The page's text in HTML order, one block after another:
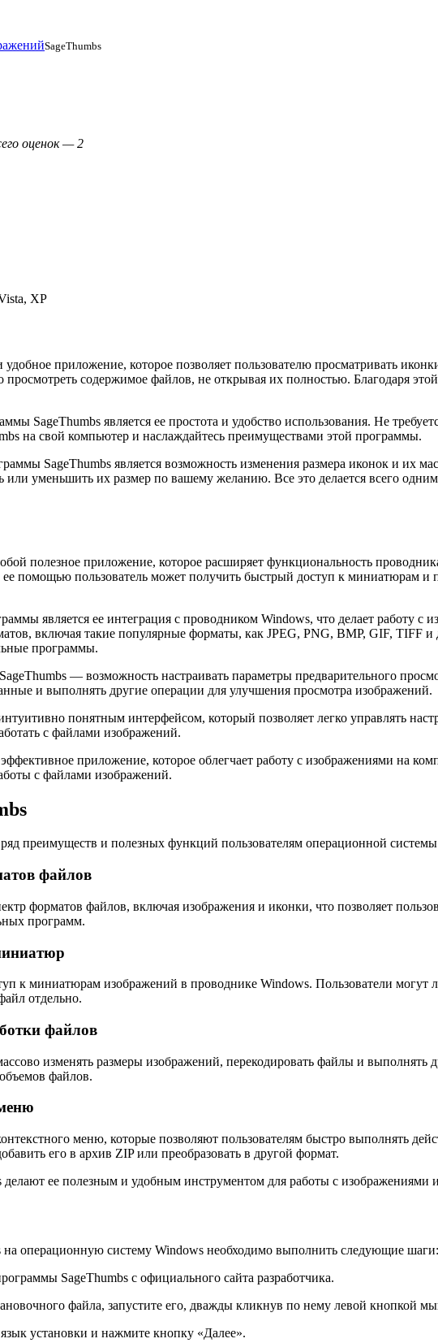
SageThumbs
оценок — 2
XP
приложение, которое позволяет пользователю просматривать
просмотреть содержимое файлов, не открывая их полностью. Благодаря
SageThumbs является ее простота и удобство использования. Не
на свой компьютер и наслаждайтесь преимуществами этой программы.
SageThumbs является возможность изменения размера иконок и их
или уменьшить их размер по вашему желанию. Все это делается всего
полезное приложение, которое расширяет функциональность
помощью пользователь может получить быстрый доступ к миниатюрам и
является ее интеграция с проводником Windows, что делает работу
включая такие популярные форматы, как JPEG, PNG, BMP, GIF, TIFF
программы.
— возможность настраивать параметры предварительного
и выполнять другие операции для улучшения просмотра изображений.
понятным интерфейсом, который позволяет легко управлять
с файлами изображений.
приложение, которое облегчает работу с изображениями на
с файлами изображений.
ряд преимуществ и полезных функций пользователям операционной
файлов
форматов файлов, включая изображения и иконки, что позволяет
программ.
к миниатюрам изображений в проводнике Windows. Пользователи
отдельно.
файлов
изменять размеры изображений, перекодировать файлы и
файлов.
меню, которые позволяют пользователям быстро выполнять
его в архив ZIP или преобразовать в другой формат.
ее полезным и удобным инструментом для работы с
на операционную систему Windows необходимо выполнить следующие шаги:
SageThumbs с официального сайта разработчика.
файла, запустите его, дважды кликнув по нему левой кнопкой
установки и нажмите кнопку «Далее».